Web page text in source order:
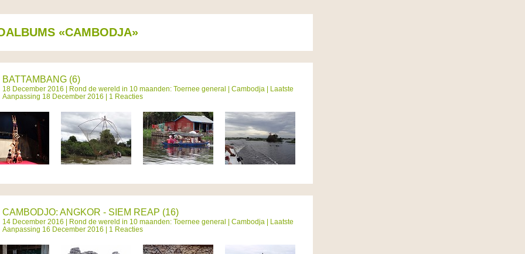
«CAMBODJA»
BATTAMBANG (6)
18 December 2016 | Rond de wereld in 10 maanden: Toernee general | Cambodja | Laatste
Aanpassing 18 December 2016 | 1 Reacties
CAMBODJO: ANGKOR - SIEM REAP (16)
14 December 2016 | Rond de wereld in 10 maanden: Toernee general | Cambodja | Laatste
Aanpassing 16 December 2016 | 1 Reacties